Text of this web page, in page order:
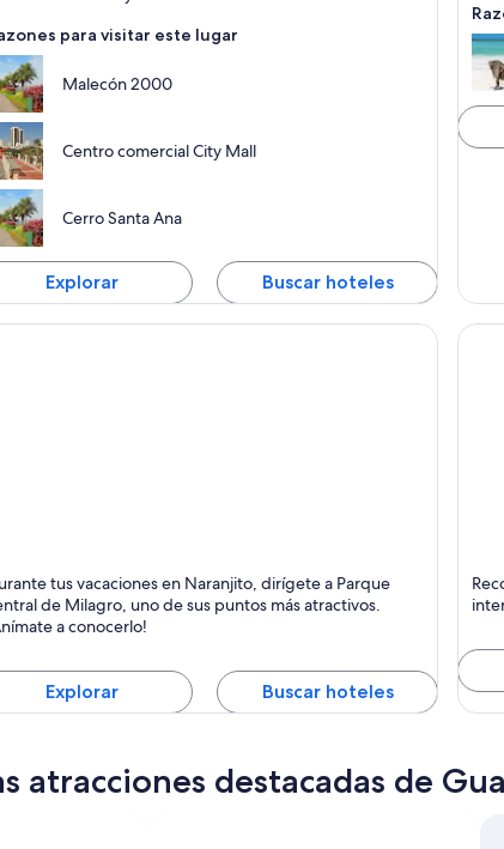
para visitar este lugar
Malecón 2000
Centro comercial City Mall
Cerro Santa Ana
Explorar Buscar hoteles
tus vacaciones en Naranjito, dirígete a Parque
de Milagro, uno de sus puntos más atractivos.
a conocerlo!
Explorar Buscar hoteles
atracciones destacadas de